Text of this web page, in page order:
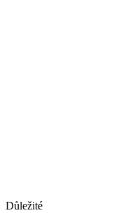
Důležité